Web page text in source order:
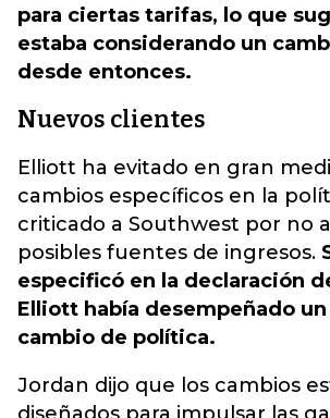
para ciertas tarifas, lo que
estaba considerando un
desde entonces.
Nuevos clientes
Elliott ha evitado en gran
cambios específicos en la
criticado a Southwest por no
posibles fuentes de ingresos.
especificó en la declaración
Elliott había desempeñado un
cambio de política.
Jordan dijo que los cambios